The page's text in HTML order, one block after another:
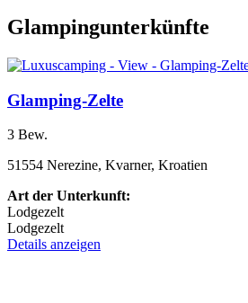
Glampingunterkünfte
Glamping-Zelte
3 Bew.
51554 Nerezine, Kvarner, Kroatien
Art der Unterkunft:
Lodgezelt
Lodgezelt
Details anzeigen